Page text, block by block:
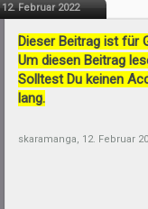
12. Februar 2022
Dieser Beitrag ist für
Um diesen Beitrag
Solltest Du keinen
lang.
skaramanga, 12. Februar